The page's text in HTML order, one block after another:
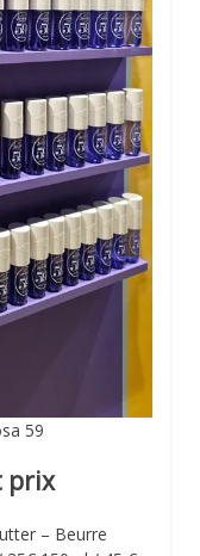
59
prix
– Beurre